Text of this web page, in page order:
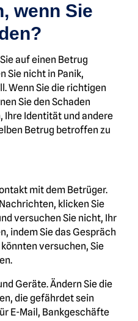
wenn Sie
auf einen Betrug
Sie nicht in Panik,
Wenn Sie die richtigen
Sie den Schaden
Ihre Identität und andere
Betrug betroffen zu
mit dem Betrüger.
klicken Sie
versuchen Sie nicht, Ihr
indem Sie das Gespräch
versuchen, Sie
Geräte. Ändern Sie die
die gefährdet sein
E-Mail, Bankgeschäfte